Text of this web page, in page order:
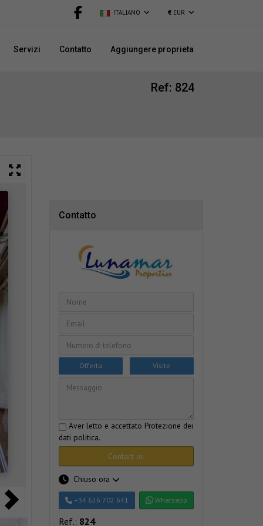
ITALIANO € EUR
Servizi Contatto Aggiungere proprieta
Ref: 824
Contatto
Offerta Visite
Aver letto e accettato Protezione dei
dati politica.
Contact us
Chiuso ora
+34 626 702 641 Whatsapp
Ref.: 824